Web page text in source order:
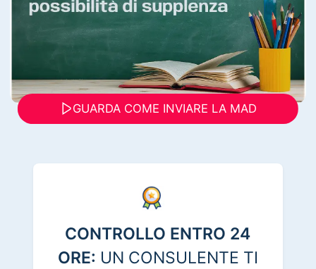
GUARDA COME INVIARE LA MAD
CONTROLLO ENTRO 24
ORE: UN CONSULENTE TI